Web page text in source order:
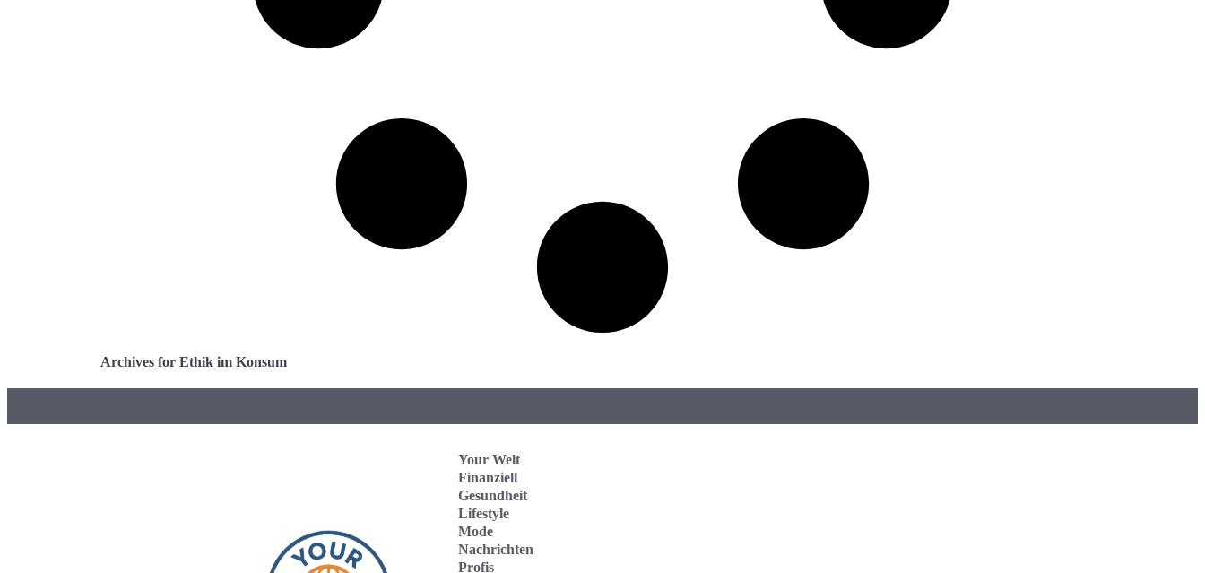
Archives for Ethik im Konsum
Your Welt
Finanziell
Gesundheit
Lifestyle
Mode
Nachrichten
Profis